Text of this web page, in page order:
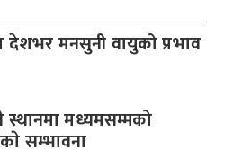
देशभर मनसुनी वायुको प्रभाव
स्थानमा मध्यमसम्मको
सम्भावना